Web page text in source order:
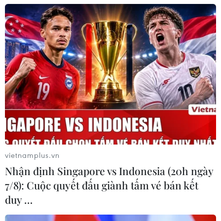
gió nổi đầu tiên chịu được bão cấp 17
06/08/2026 11:20
Hàn Quốc xác nhận Triều Tiên
phóng ít nhất 1 tên lửa đạn đạo tầm
ngắn
06/08/2026 09:41
Quân đội Hàn Quốc thông báo Triều
Tiên phóng vật thể chưa xác định
06/08/2026 08:31
Dấu mốc quan trọng trong quan hệ
Việt Nam-Australia
vietnamplus.vn
Nhận định Singapore vs Indonesia (20h ngày
7/8): Cuộc quyết đấu giành tấm vé bán kết
duy …